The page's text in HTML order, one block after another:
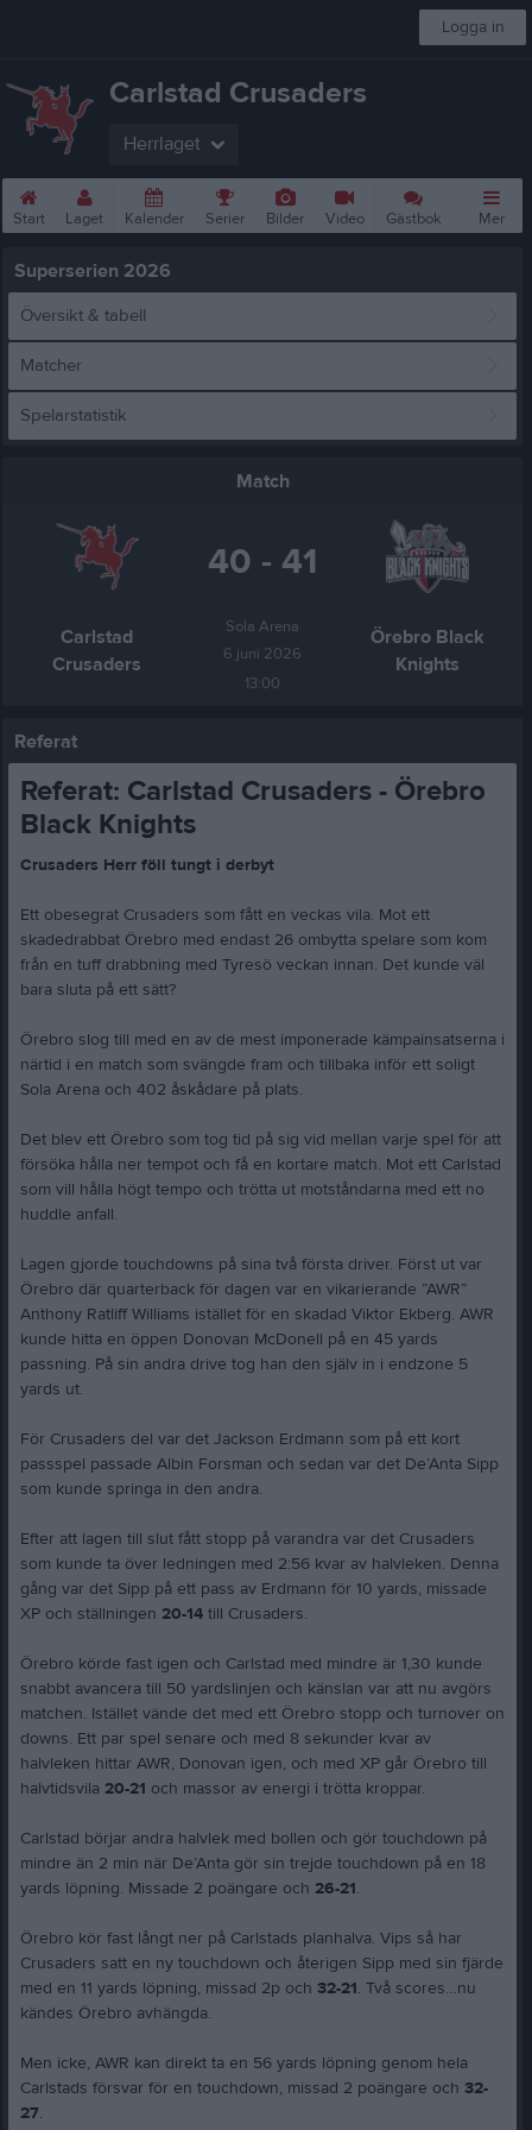
Logga in
Carlstad Crusaders
Herrlaget
Start Laget Kalender Serier Bilder Video Gästbok Mer
Superserien 2026
Översikt & tabell
Matcher
Spelarstatistik
Match
Carlstad
Crusaders
40 - 41
Sola Arena
6 juni 2026
13:00
Örebro Black
Knights
Referat
Referat: Carlstad Crusaders - Örebro
Black Knights
Crusaders Herr föll tungt i derbyt
Ett obesegrat Crusaders som fått en veckas vila. Mot ett
skadedrabbat Örebro med endast 26 ombytta spelare som kom
från en tuff drabbning med Tyresö veckan innan. Det kunde väl
bara sluta på ett sätt?
Örebro slog till med en av de mest imponerade kämpainsatserna i
närtid i en match som svängde fram och tillbaka inför ett soligt
Sola Arena och 402 åskådare på plats.
Det blev ett Örebro som tog tid på sig vid mellan varje spel för att
försöka hålla ner tempot och få en kortare match. Mot ett Carlstad
som vill hålla högt tempo och trötta ut motståndarna med ett no
huddle anfall.
Lagen gjorde touchdowns på sina två första driver. Först ut var
Örebro där quarterback för dagen var en vikarierande ”AWR”
Anthony Ratliff Williams istället för en skadad Viktor Ekberg. AWR
kunde hitta en öppen Donovan McDonell på en 45 yards
passning. På sin andra drive tog han den själv in i endzone 5
yards ut.
För Crusaders del var det Jackson Erdmann som på ett kort
passspel passade Albin Forsman och sedan var det De’Anta Sipp
som kunde springa in den andra.
Efter att lagen till slut fått stopp på varandra var det Crusaders
som kunde ta över ledningen med 2:56 kvar av halvleken. Denna
gång var det Sipp på ett pass av Erdmann för 10 yards, missade
XP och ställningen 20-14 till Crusaders.
Örebro körde fast igen och Carlstad med mindre är 1,30 kunde
snabbt avancera till 50 yardslinjen och känslan var att nu avgörs
matchen. Istället vände det med ett Örebro stopp och turnover on
downs. Ett par spel senare och med 8 sekunder kvar av
halvleken hittar AWR, Donovan igen, och med XP går Örebro till
halvtidsvila 20-21 och massor av energi i trötta kroppar.
Carlstad börjar andra halvlek med bollen och gör touchdown på
mindre än 2 min när De’Anta gör sin trejde touchdown på en 18
yards löpning. Missade 2 poängare och 26-21.
Örebro kör fast långt ner på Carlstads planhalva. Vips så har
Crusaders satt en ny touchdown och återigen Sipp med sin fjärde
med en 11 yards löpning, missad 2p och 32-21. Två scores…nu
kändes Örebro avhängda.
Men icke, AWR kan direkt ta en 56 yards löpning genom hela
Carlstads försvar för en touchdown, missad 2 poängare och 32-
27.